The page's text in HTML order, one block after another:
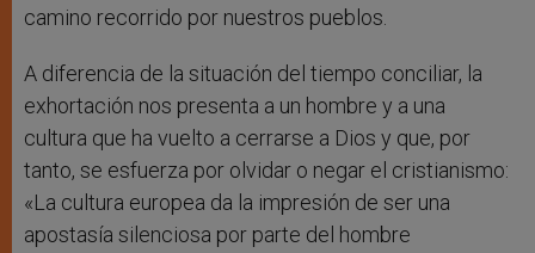
camino recorrido por nuestros pueblos.
A diferencia de la situación del tiempo conciliar, la
exhortación nos presenta a un hombre y a una
cultura que ha vuelto a cerrarse a Dios y que, por
tanto, se esfuerza por olvidar o negar el cristianismo:
«La cultura europea da la impresión de ser una
apostasía silenciosa por parte del hombre